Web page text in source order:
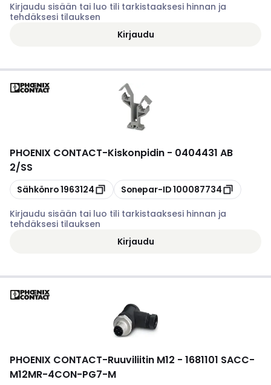
Kirjaudu sisään tai luo tili tarkistaaksesi hinnan ja
tehdäksesi tilauksen
Kirjaudu
PHOENIX CONTACT-Kiskonpidin - 0404431 AB
2/SS
Kopioi
Sähkönro1963124 Kopioi
Sonepar-ID100087734
Kirjaudu sisään tai luo tili tarkistaaksesi hinnan ja
tehdäksesi tilauksen
Kirjaudu
PHOENIX CONTACT-Ruuviliitin M12 - 1681101 SACC-
M12MR-4CON-PG7-M